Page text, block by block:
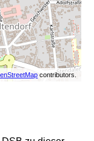
contributors.